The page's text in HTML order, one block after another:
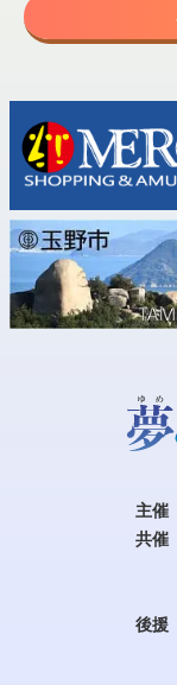
主催
共催
後援